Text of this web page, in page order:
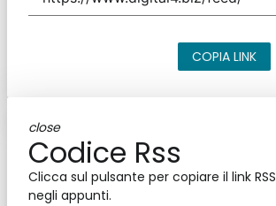
COPIA LINK
close
Codice Rss
Clicca sul pulsante per copiare il link RSS
negli appunti.